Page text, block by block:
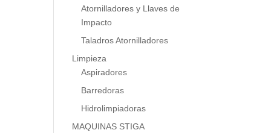
Atornilladores y Llaves de
Impacto
Taladros Atornilladores
Limpieza
Aspiradores
Barredoras
Hidrolimpiadoras
MAQUINAS STIGA